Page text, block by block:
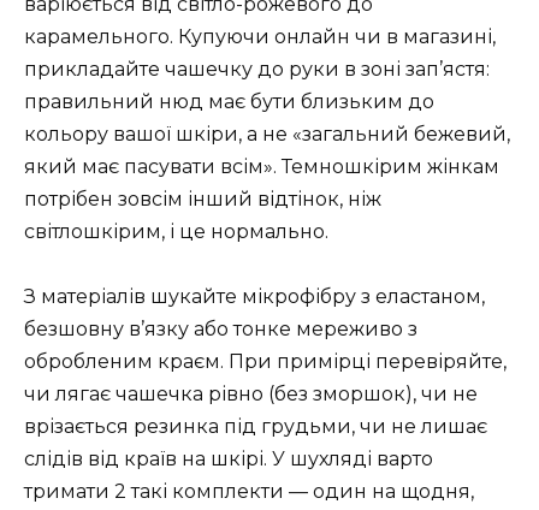
карамельного. Купуючи онлайн чи в магазині,
прикладайте чашечку до руки в зоні зап’ястя:
правильний нюд має бути близьким до
кольору вашої шкіри, а не «загальний бежевий,
який має пасувати всім». Темношкірим жінкам
потрібен зовсім інший відтінок, ніж
світлошкірим, і це нормально.
З матеріалів шукайте мікрофібру з еластаном,
безшовну в’язку або тонке мереживо з
обробленим краєм. При примірці перевіряйте,
чи лягає чашечка рівно (без зморшок), чи не
врізається резинка під грудьми, чи не лишає
слідів від країв на шкірі. У шухляді варто
тримати 2 такі комплекти — один на щодня,